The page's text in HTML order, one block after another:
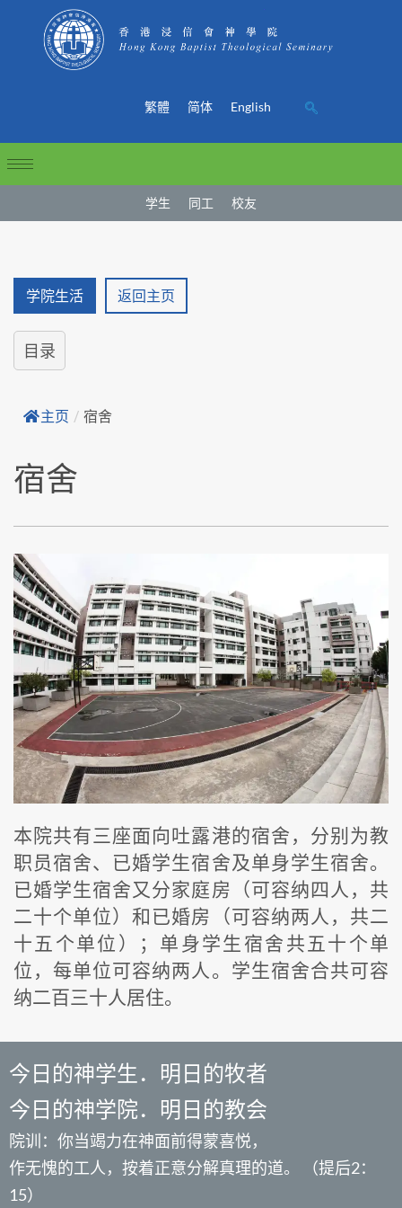
繁體 简体 English
学生 同工 校友
学院生活 返回主页
目录
主页 / 宿舍
宿舍
本院共有三座面向吐露港的宿舍，分别为教
职员宿舍、已婚学生宿舍及单身学生宿舍。
已婚学生宿舍又分家庭房（可容纳四人，共
二十个单位）和已婚房（可容纳两人，共二
十五个单位）；单身学生宿舍共五十个单
位，每单位可容纳两人。学生宿舍合共可容
纳二百三十人居住。
今日的神学生．明日的牧者
今日的神学院．明日的教会
院训：你当竭力在神面前得蒙喜悦，
作无愧的工人，按着正意分解真理的道。 （提后2：
15）